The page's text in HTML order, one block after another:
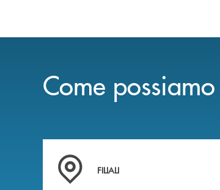
Come possiamo
Trova la filiale più vicina a te
FILIALI